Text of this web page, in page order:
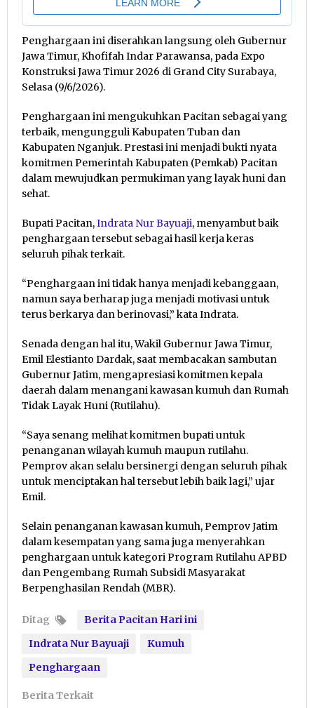
Penghargaan ini diserahkan langsung oleh Gubernur
Jawa Timur, Khofifah Indar Parawansa, pada Expo
Konstruksi Jawa Timur 2026 di Grand City Surabaya,
Selasa (9/6/2026).
Penghargaan ini mengukuhkan Pacitan sebagai yang
terbaik, mengungguli Kabupaten Tuban dan
Kabupaten Nganjuk. Prestasi ini menjadi bukti nyata
komitmen Pemerintah Kabupaten (Pemkab) Pacitan
dalam mewujudkan permukiman yang layak huni dan
sehat.
Bupati Pacitan,Indrata Nur Bayuaji, menyambut baik
penghargaan tersebut sebagai hasil kerja keras
seluruh pihak terkait.
“Penghargaan ini tidak hanya menjadi kebanggaan,
namun saya berharap juga menjadi motivasi untuk
terus berkarya dan berinovasi,” kata Indrata.
Senada dengan hal itu, Wakil Gubernur Jawa Timur,
Emil Elestianto Dardak, saat membacakan sambutan
Gubernur Jatim, mengapresiasi komitmen kepala
daerah dalam menangani kawasan kumuh dan Rumah
Tidak Layak Huni (Rutilahu).
“Saya senang melihat komitmen bupati untuk
penanganan wilayah kumuh maupun rutilahu.
Pemprov akan selalu bersinergi dengan seluruh pihak
untuk menciptakan hal tersebut lebih baik lagi,” ujar
Emil.
Selain penanganan kawasan kumuh, Pemprov Jatim
dalam kesempatan yang sama juga menyerahkan
penghargaan untuk kategori Program Rutilahu APBD
dan Pengembang Rumah Subsidi Masyarakat
Berpenghasilan Rendah (MBR).
Ditag
Berita Pacitan Hari ini
Indrata Nur Bayuaji
Kumuh
Penghargaan
Berita Terkait